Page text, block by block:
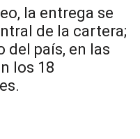
la entrega se
de la cartera;
del país, en las
los 18